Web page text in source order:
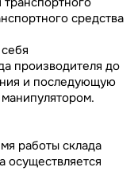
средства
производителя до
и последующую
работы склада
осуществляется